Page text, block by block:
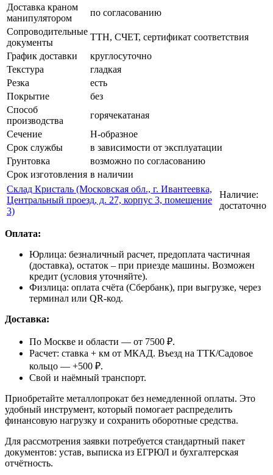
Доставка краном
манипулятором
по согласованию
Сопроводительные
документы
ТТН, СЧЕТ, сертификат соответствия
График доставки
круглосуточно
Текстура
гладкая
Резка
есть
Покрытие
без
Способ
производства
горячекатаная
Сечение
Н-образное
Срок службы
в зависимости от эксплуатации
Грунтовка
возможно по согласованию
Срок изготовления в наличии
Склад Кристаль (Московская обл., г. Ивантеевка,
Центральный проезд, д. 27, корпус 3, помещение
3)
Наличие:
достаточно
Оплата:
Юрлица: безналичный расчет, предоплата частичная
(доставка), остаток – при приезде машины. Возможен
кредит (условия уточняйте).
Физлица: оплата счёта (Сбербанк), при выгрузке, через
терминал или QR-код.
Доставка:
По Москве и области — от 7500 ₽.
Расчет: ставка + км от МКАД. Въезд на ТТК/Садовое
кольцо — +500 ₽.
Свой и наёмный транспорт.
Приобретайте металлопрокат без немедленной оплаты. Это
удобный инструмент, который помогает распределить
финансовую нагрузку и сохранить оборотные средства.
Для рассмотрения заявки потребуется стандартный пакет
документов: устав, выписка из ЕГРЮЛ и бухгалтерская
отчётность.